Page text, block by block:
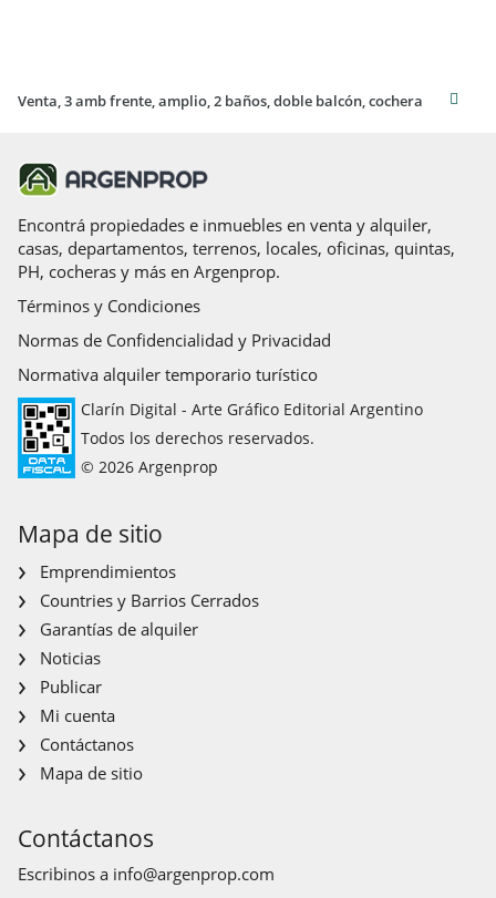
Venta, 3 amb frente, amplio, 2 baños, doble balcón, cochera
Encontrá propiedades e inmuebles en venta y alquiler,
casas, departamentos, terrenos, locales, oficinas, quintas,
PH, cocheras y más en Argenprop.
Términos y Condiciones
Normas de Confidencialidad y Privacidad
Normativa alquiler temporario turístico
Clarín Digital - Arte Gráfico Editorial Argentino
Todos los derechos reservados.
© 2026 Argenprop
Mapa de sitio
Emprendimientos
Countries y Barrios Cerrados
Garantías de alquiler
Noticias
Publicar
Mi cuenta
Contáctanos
Mapa de sitio
Contáctanos
Escribinos a info@argenprop.com